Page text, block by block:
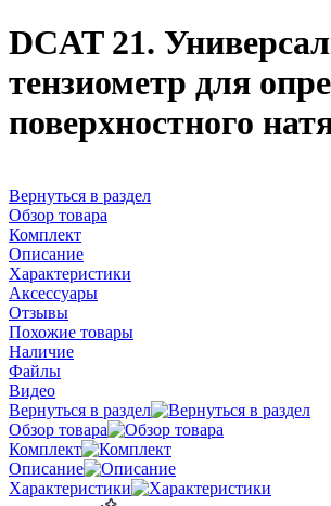
DCAT 21.
тензиометр для
поверхностного
Вернуться в раздел
Обзор товара
Комплект
Описание
Характеристики
Аксессуары
Отзывы
Похожие товары
Наличие
Файлы
Видео
Вернуться в раздел
Обзор товара
Комплект
Описание
Характеристики